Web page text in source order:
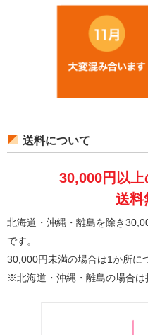
送料について
30,000円以上
送料
北海道・沖縄・離島を除き
です。
30,000円未満の場合は1か所に
※北海道・沖縄・離島の場合は